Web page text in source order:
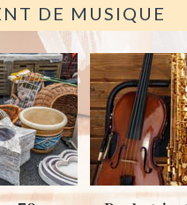
DE MUSIQUE